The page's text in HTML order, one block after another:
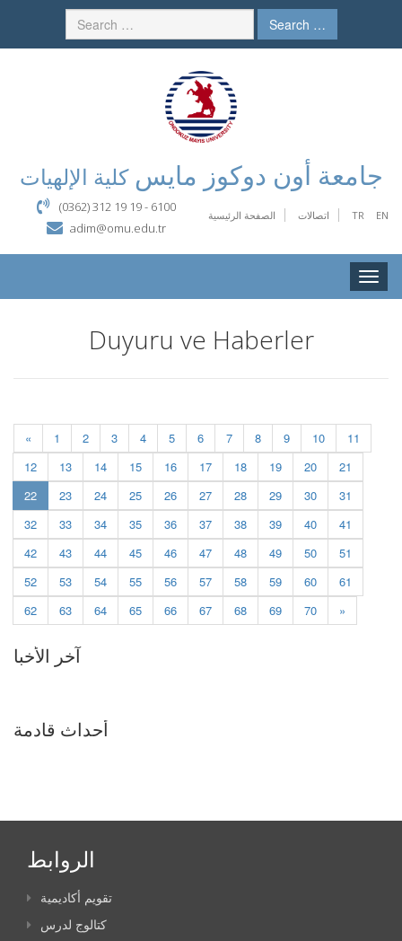
Search …
جامعة أون دوكوز مايسكلية الإلهيات
الصفحة الرئيسية اتصالات TR EN
(0362) 312 19 19 - 6100
adim@omu.edu.tr
Toggle
Duyuru ve Haberler
« 1 2 3 4 5 6 7 8 9 10
11
12
13 14 15 16 17 18 19 20
21
22(current)
23 24 25 26 27 28 29 30
31
32
33 34 35 36 37 38 39 40
41
42
43 44 45 46 47 48 49 50
51
52
53 54 55 56 57 58 59 60
61
62
63 64 65 66 67 68 69 70 »
آخر الأخبا
أحداث قادمة
الروابط
تقويم أكاديمية
كتالوج لدرس